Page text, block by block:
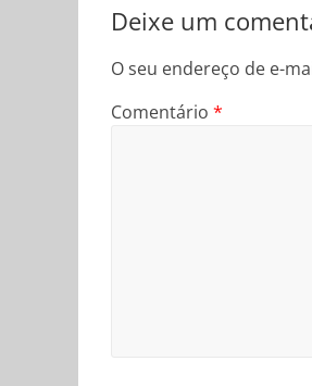
Deixe um
O seu endereço de e-
Comentário *